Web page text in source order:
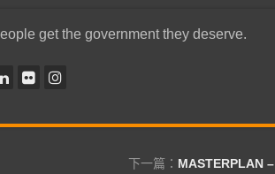
get the government they deserve.
下一篇： MASTERPLAN –